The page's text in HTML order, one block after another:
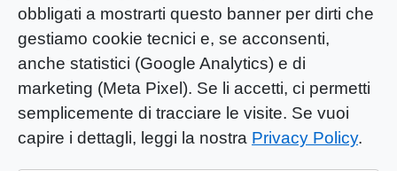
obbligati a mostrarti questo banner per dirti che
gestiamo cookie tecnici e, se acconsenti,
anche statistici (Google Analytics) e di
marketing (Meta Pixel). Se li accetti, ci permetti
semplicemente di tracciare le visite. Se vuoi
capire i dettagli, leggi la nostra Privacy Policy.
David Colantoni
David Colantoni è poeta,